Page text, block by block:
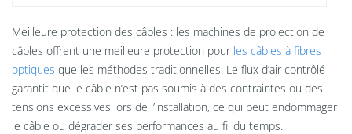
Meilleure protection des câbles : les machines de projection de
câbles offrent une meilleure protection pour les câbles à fibres
optiques que les méthodes traditionnelles. Le flux d’air contrôlé
garantit que le câble n’est pas soumis à des contraintes ou des
tensions excessives lors de l’installation, ce qui peut endommager
le câble ou dégrader ses performances au fil du temps.